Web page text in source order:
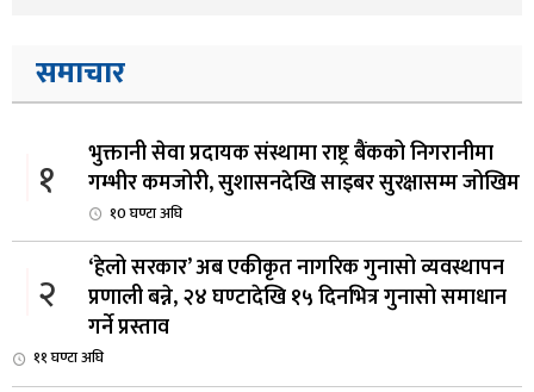
समाचार
१
भुक्तानी सेवा प्रदायक संस्थामा राष्ट्र बैंकको निगरानीमा
गम्भीर कमजोरी, सुशासनदेखि साइबर सुरक्षासम्म जोखिम
१0 घण्टा अघि
२
‘हेलो सरकार’ अब एकीकृत नागरिक गुनासो व्यवस्थापन
प्रणाली बन्ने, २४ घण्टादेखि १५ दिनभित्र गुनासो समाधान
गर्ने प्रस्ताव
११ घण्टा अघि